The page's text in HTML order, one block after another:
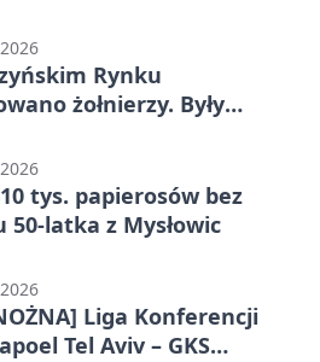
Rynku
żołnierzy. Były
tys. papierosów bez
50-latka z Mysłowic
Liga Konferencji
Tel Aviv – GKS